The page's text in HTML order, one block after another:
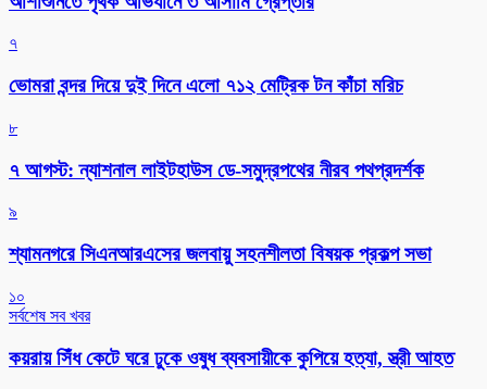
৭
ভোমরা বন্দর দিয়ে দুই দিনে এলো ৭১২ মেট্রিক টন কাঁচা মরিচ
৮
৭ আগস্ট: ন্যাশনাল লাইটহাউস ডে-সমুদ্রপথের নীরব পথপ্রদর্শক
৯
শ্যামনগরে সিএনআরএসের জলবায়ু সহনশীলতা বিষয়ক প্রকল্প সভা
১০
সর্বশেষ সব খবর
কয়রায় সিঁধ কেটে ঘরে ঢুকে ওষুধ ব্যবসায়ীকে কুপিয়ে হত্যা, স্ত্রী আহত